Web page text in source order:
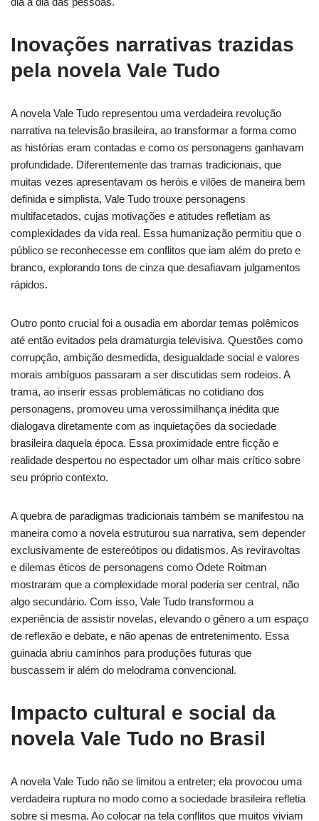
Inovações narrativas trazidas
pela novela Vale Tudo
A novela Vale Tudo representou uma verdadeira revolução
narrativa na televisão brasileira, ao transformar a forma como
as histórias eram contadas e como os personagens ganhavam
profundidade. Diferentemente das tramas tradicionais, que
muitas vezes apresentavam os heróis e vilões de maneira bem
definida e simplista, Vale Tudo trouxe personagens
multifacetados, cujas motivações e atitudes refletiam as
complexidades da vida real. Essa humanização permitiu que o
público se reconhecesse em conflitos que iam além do preto e
branco, explorando tons de cinza que desafiavam julgamentos
rápidos.
Outro ponto crucial foi a ousadia em abordar temas polêmicos
até então evitados pela dramaturgia televisiva. Questões como
corrupção, ambição desmedida, desigualdade social e valores
morais ambíguos passaram a ser discutidas sem rodeios. A
trama, ao inserir essas problemáticas no cotidiano dos
personagens, promoveu uma verossimilhança inédita que
dialogava diretamente com as inquietações da sociedade
brasileira daquela época. Essa proximidade entre ficção e
realidade despertou no espectador um olhar mais crítico sobre
seu próprio contexto.
A quebra de paradigmas tradicionais também se manifestou na
maneira como a novela estruturou sua narrativa, sem depender
exclusivamente de estereótipos ou didatismos. As reviravoltas
e dilemas éticos de personagens como Odete Roitman
mostraram que a complexidade moral poderia ser central, não
algo secundário. Com isso, Vale Tudo transformou a
experiência de assistir novelas, elevando o gênero a um espaço
de reflexão e debate, e não apenas de entretenimento. Essa
guinada abriu caminhos para produções futuras que
buscassem ir além do melodrama convencional.
Impacto cultural e social da
novela Vale Tudo no Brasil
A novela Vale Tudo não se limitou a entreter; ela provocou uma
verdadeira ruptura no modo como a sociedade brasileira refletia
sobre si mesma. Ao colocar na tela conflitos que muitos viviam